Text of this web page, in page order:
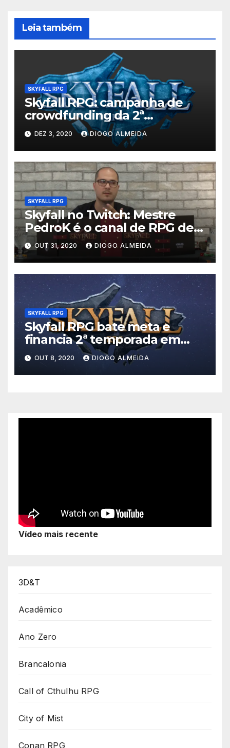
Leia também
SKYFALL RPG
Skyfall RPG: campanha de
crowdfunding da 2ª
temporada
DEZ 3, 2020 DIOGO ALMEIDA
SKYFALL RPG
Skyfall no Twitch: Mestre
PedroK é o canal de RPG de
mesa mais assistido de
outubro
OUT 31, 2020 DIOGO ALMEIDA
SKYFALL RPG
Skyfall RPG bate meta e
financia 2ª temporada em
três dias
OUT 8, 2020 DIOGO ALMEIDA
Vídeo mais recente
3D&T
Acadêmico
Ano Zero
Brancalonia
Call of Cthulhu RPG
City of Mist
Conan RPG